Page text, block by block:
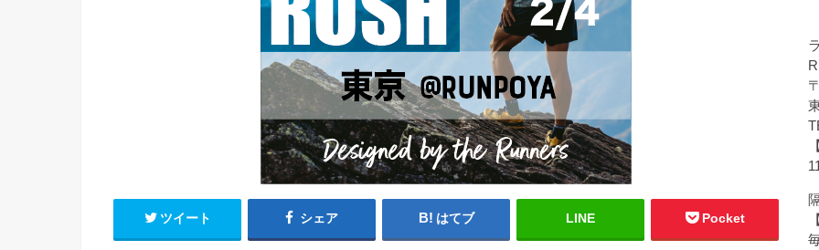
ツイート シェア はてブ LINE Pocket